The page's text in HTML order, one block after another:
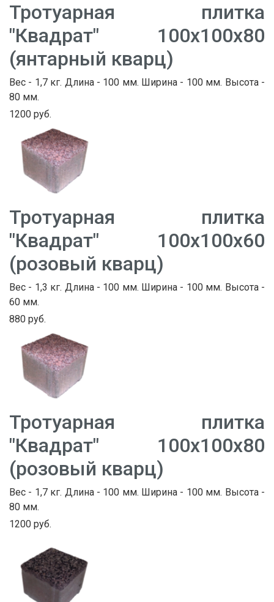
Тротуарная плитка
"Квадрат" 100х100х80
(янтарный кварц)
Вес - 1,7 кг. Длина - 100 мм. Ширина - 100 мм. Высота -
80 мм.
1200 руб.
Тротуарная плитка
"Квадрат" 100х100х60
(розовый кварц)
Вес - 1,3 кг. Длина - 100 мм. Ширина - 100 мм. Высота -
60 мм.
880 руб.
Тротуарная плитка
"Квадрат" 100х100х80
(розовый кварц)
Вес - 1,7 кг. Длина - 100 мм. Ширина - 100 мм. Высота -
80 мм.
1200 руб.